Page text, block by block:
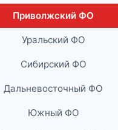
Приволжский ФО
Уральский ФО
Сибирский ФО
Дальневосточный ФО
Южный ФО